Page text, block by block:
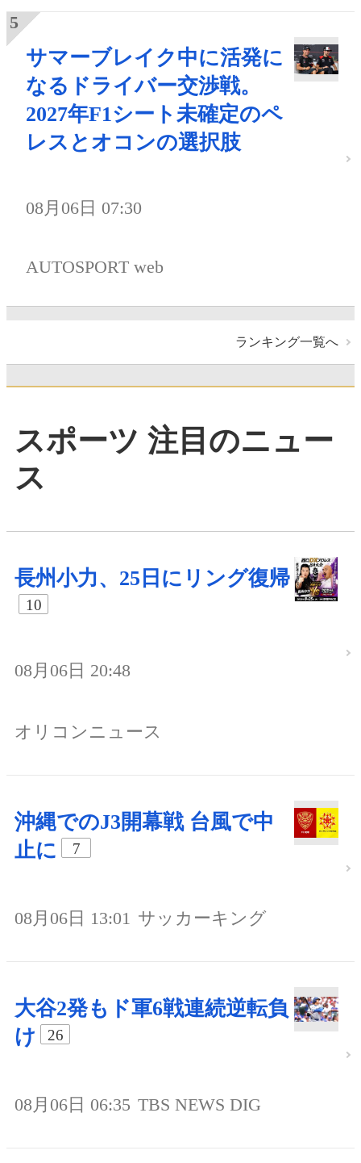
サマーブレイク中に活発に
なるドライバー交渉戦。
2027年F1シート未確定のペ
レスとオコンの選択肢
08月06日 07:30
AUTOSPORT web
ランキング一覧へ
スポーツ 注目のニュー
ス
長州小力、25日にリング復帰
10
08月06日 20:48
オリコンニュース
沖縄でのJ3開幕戦 台風で中
止に
7
08月06日 13:01 サッカーキング
大谷2発もド軍6戦連続逆転負
け
26
08月06日 06:35 TBS NEWS DIG